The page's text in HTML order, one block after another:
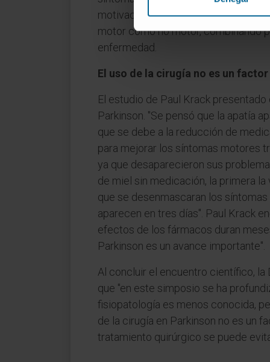
motivación en el Parkinson",
motor como no motor, combinando
enfermedad.
El uso de la cirugía no es un
El estudio de Paul Krack
Parkinson. "Se pensó que la apatía
que se debe a la reducción de
para mejorar los síntomas motores
ya que desaparecieron sus
de miel sin medicación, la primera
que se desenmascaran los
aparecen en tres días". Paul Krack
efectos de los fármacos duran
Parkinson es un avance importante".
Al concluir el encuentro científico, la
que "en este simposio se ha
fisiopatología es menos conocida,
de la cirugía en Parkinson no es un
tratamiento quirúrgico se puede